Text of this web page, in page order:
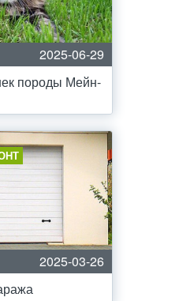
2025-06-29
породы Мейн-
2025-03-26